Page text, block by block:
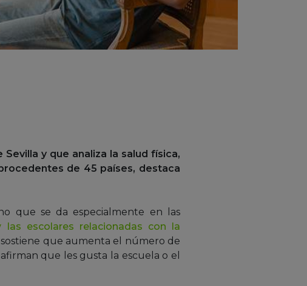
y que analiza la salud física,
de 45 países, destaca
que se da especialmente en las
escolares relacionadas con la
que aumenta el número de
que les gusta la escuela o el